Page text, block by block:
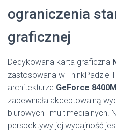
ograniczenia
graficznej
Dedykowana karta graficzna
zastosowana w ThinkPadzie
architekturze GeForce
zapewniała akceptowalną
biurowych i multimedialnych.
perspektywy jej wydajność